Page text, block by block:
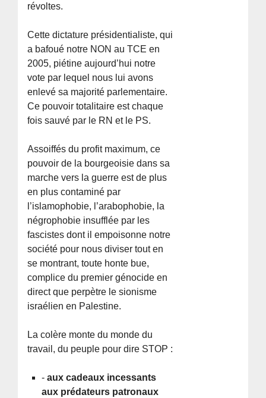
révoltes.
Cette dictature présidentialiste, qui
a bafoué notre NON au TCE en
2005, piétine aujourd’hui notre
vote par lequel nous lui avons
enlevé sa majorité parlementaire.
Ce pouvoir totalitaire est chaque
fois sauvé par le RN et le PS.
Assoiffés du profit maximum, ce
pouvoir de la bourgeoisie dans sa
marche vers la guerre est de plus
en plus contaminé par
l’islamophobie, l’arabophobie, la
négrophobie insufflée par les
fascistes dont il empoisonne notre
société pour nous diviser tout en
se montrant, toute honte bue,
complice du premier génocide en
direct que perpètre le sionisme
israélien en Palestine.
La colère monte du monde du
travail, du peuple pour dire STOP :
-aux cadeaux incessants
aux prédateurs patronaux